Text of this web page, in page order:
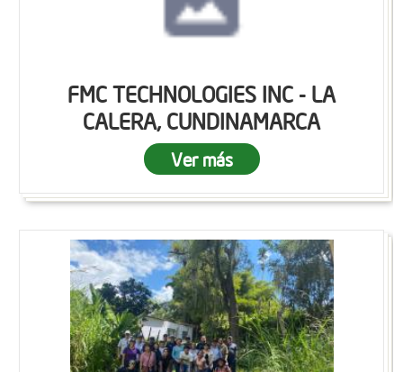
FMC TECHNOLOGIES INC - LA
CALERA, CUNDINAMARCA
Ver más